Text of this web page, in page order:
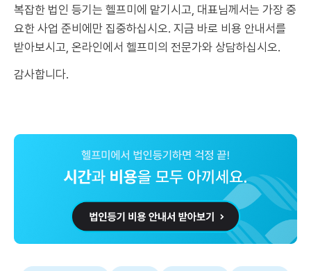
복잡한 법인 등기는 헬프미에 맡기시고, 대표님께서는 가장 중
요한 사업 준비에만 집중하십시오. 지금 바로 비용 안내서를
받아보시고, 온라인에서 헬프미의 전문가와 상담하십시오.
감사합니다.